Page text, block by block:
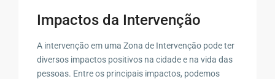
Impactos da Intervenção
A intervenção em uma Zona de Intervenção pode ter
diversos impactos positivos na cidade e na vida das
pessoas. Entre os principais impactos, podemos